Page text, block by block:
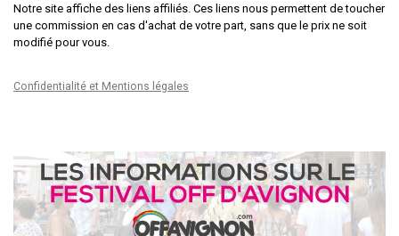
Notre site affiche des liens affiliés. Ces liens nous permettent de toucher
une commission en cas d'achat de votre part, sans que le prix ne soit
modifié pour vous.
Confidentialité et Mentions légales